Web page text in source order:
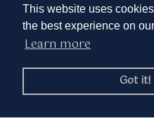
This website uses
the best experience on
Learn more
Got it!
Cookies •
TAGS:A B C D E F G H